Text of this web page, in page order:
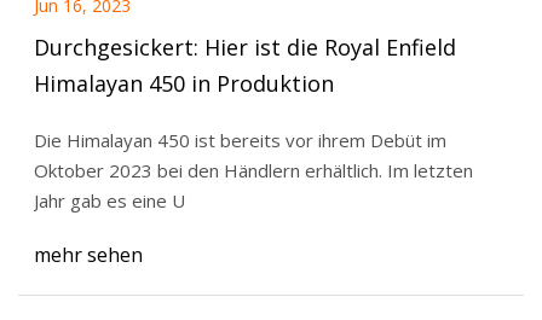
Jun 16, 2023
Durchgesickert: Hier ist die Royal Enfield
Himalayan 450 in Produktion
Die Himalayan 450 ist bereits vor ihrem Debüt im
Oktober 2023 bei den Händlern erhältlich. Im letzten
Jahr gab es eine U
mehr sehen